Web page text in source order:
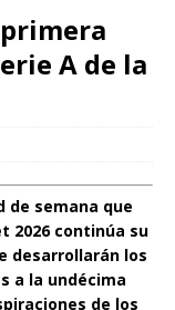
A de la
de semana que
2026 continúa su
desarrollarán los
a la undécima
de los